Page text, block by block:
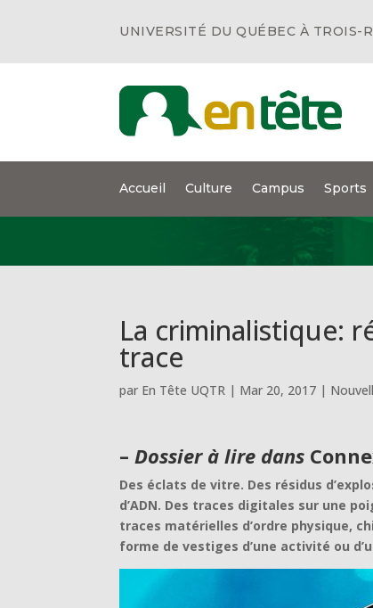
UNIVERSITÉ DU QUÉBEC À TROIS-
Accueil Culture Campus Sports
La criminalistique:
trace
par En Tête UQTR | Mar 20, 2017 |
– Dossier à lire dans
Des éclats de vitre. Des résidus
d’ADN. Des traces digitales sur une
traces matérielles d’ordre physique,
forme de vestiges d’une activité ou